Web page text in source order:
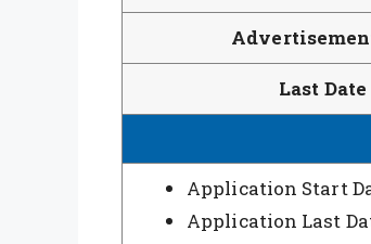
Last Date
Application Start
Application Last